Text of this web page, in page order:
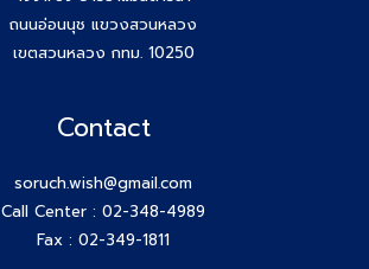
ร้างโอกาสให้ใช่กับ #โค้ชก้อย
ยที่ดิน 100 ล้าน ได้ง่ายๆ ทำยังไง
#สมาชิกWish เปิดโลกกว้างอีก 1 คอร์ส กับ
ถนนอ่อนนุช แขวงสวนหลวง
เขตสวนหลวง กทม. 10250
Contact
soruch.wish@gmail.com
Call Center : 02-348-4989
Fax : 02-349-1811